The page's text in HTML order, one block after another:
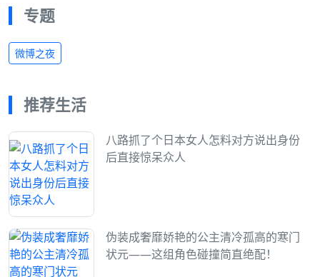
专题
微博之夜
推荐生活
八路抓了个日本女人怎料对方说出身份
后直接惊呆众人
伪装成奢靡娇艳的公主清冷孤高的寒门
状元——这组角色碰撞简直绝配！